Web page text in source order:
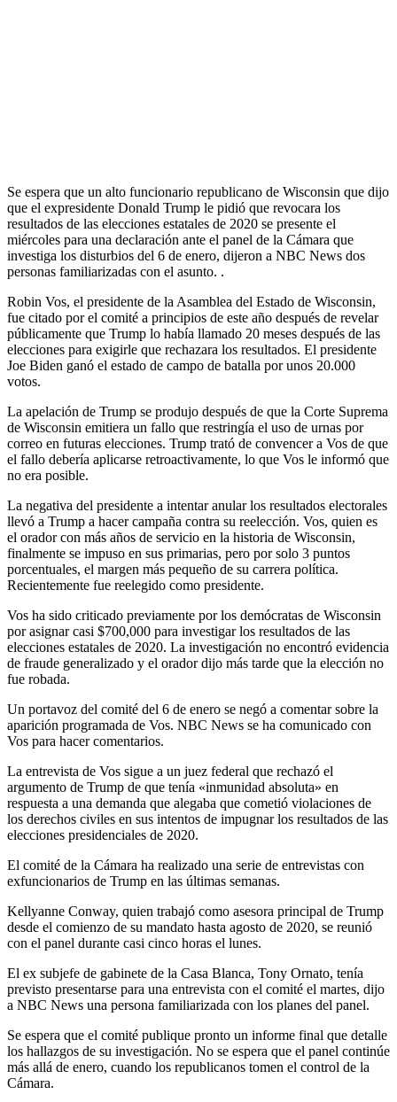
Se espera que un alto funcionario republicano de Wisconsin que dijo
que el expresidente Donald Trump le pidió que revocara los
resultados de las elecciones estatales de 2020 se presente el
miércoles para una declaración ante el panel de la Cámara que
investiga los disturbios del 6 de enero, dijeron a NBC News dos
personas familiarizadas con el asunto. .
Robin Vos, el presidente de la Asamblea del Estado de Wisconsin,
fue citado por el comité a principios de este año después de revelar
públicamente que Trump lo había llamado 20 meses después de las
elecciones para exigirle que rechazara los resultados. El presidente
Joe Biden ganó el estado de campo de batalla por unos 20.000
votos.
La apelación de Trump se produjo después de que la Corte Suprema
de Wisconsin emitiera un fallo que restringía el uso de urnas por
correo en futuras elecciones. Trump trató de convencer a Vos de que
el fallo debería aplicarse retroactivamente, lo que Vos le informó que
no era posible.
La negativa del presidente a intentar anular los resultados electorales
llevó a Trump a hacer campaña contra su reelección. Vos, quien es
el orador con más años de servicio en la historia de Wisconsin,
finalmente se impuso en sus primarias, pero por solo 3 puntos
porcentuales, el margen más pequeño de su carrera política.
Recientemente fue reelegido como presidente.
Vos ha sido criticado previamente por los demócratas de Wisconsin
por asignar casi $700,000 para investigar los resultados de las
elecciones estatales de 2020. La investigación no encontró evidencia
de fraude generalizado y el orador dijo más tarde que la elección no
fue robada.
Un portavoz del comité del 6 de enero se negó a comentar sobre la
aparición programada de Vos. NBC News se ha comunicado con
Vos para hacer comentarios.
La entrevista de Vos sigue a un juez federal que rechazó el
argumento de Trump de que tenía «inmunidad absoluta» en
respuesta a una demanda que alegaba que cometió violaciones de
los derechos civiles en sus intentos de impugnar los resultados de las
elecciones presidenciales de 2020.
El comité de la Cámara ha realizado una serie de entrevistas con
exfuncionarios de Trump en las últimas semanas.
Kellyanne Conway, quien trabajó como asesora principal de Trump
desde el comienzo de su mandato hasta agosto de 2020, se reunió
con el panel durante casi cinco horas el lunes.
El ex subjefe de gabinete de la Casa Blanca, Tony Ornato, tenía
previsto presentarse para una entrevista con el comité el martes, dijo
a NBC News una persona familiarizada con los planes del panel.
Se espera que el comité publique pronto un informe final que detalle
los hallazgos de su investigación. No se espera que el panel continúe
más allá de enero, cuando los republicanos tomen el control de la
Cámara.